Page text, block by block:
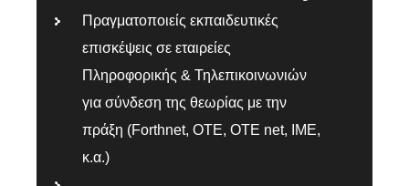
Πραγματοποιείς εκπαιδευτικές
επισκέψεις σε εταιρείες
Πληροφορικής & Τηλεπικοινωνιών
για σύνδεση της θεωρίας με την
πράξη (Forthnet, OTE, OTE net, IME,
κ.α.)